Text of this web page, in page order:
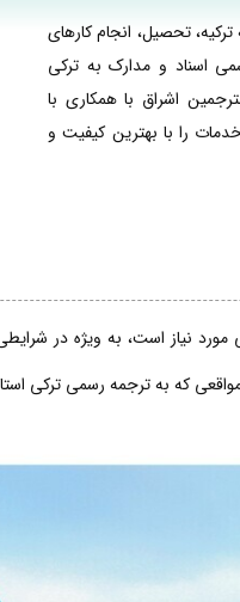
تحصیل، انجام کارهای
اسناد و مدارک به ترکی
اشراق با همکاری با
را با بهترین کیفیت و
نیاز است، به ویژه در
که به ترجمه رسمی ترکی